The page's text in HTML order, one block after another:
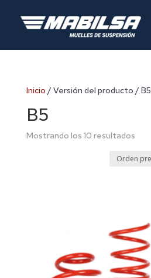
Inicio / Versión del producto / B5
B5
Mostrando los 10 resultados